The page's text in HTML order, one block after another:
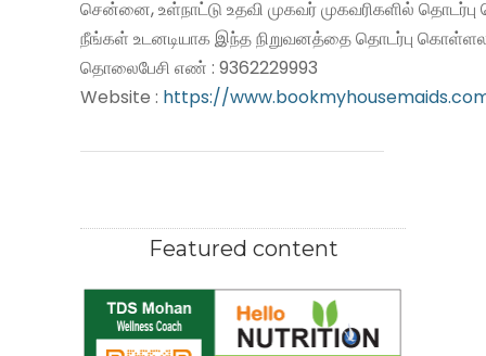
சென்னை, உள்நாட்டு உதவி முகவர் முகவரிகளில்
நீங்கள் உடனடியாக இந்த நிறுவனத்தை தொடர்பு
தொலைபேசி எண் : 9362229993
Website : https://
Featured content